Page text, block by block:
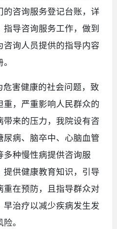
咨询服务登记台账，详
导咨询服务工作，做到
咨询人员提供的指导内容
危害健康的社会问题，致
，严重影响人民群众的
带来的压力，我院设有咨
病、脑卒中、心脑血管
种慢性病提供咨询服
提供健康教育知识，引导
重在预防，且指导群众对
治疗以减少疾病发生发
。